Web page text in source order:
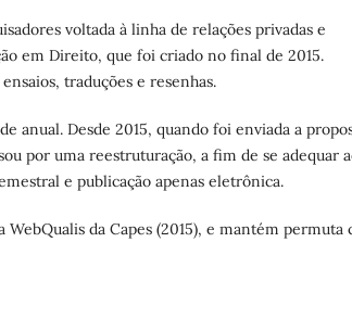
voltada à linha de relações privadas e
em Direito, que foi criado no final de 2015.
traduções e resenhas.
anual. Desde 2015, quando foi enviada a
por uma reestruturação, a fim de se adequar
e publicação apenas eletrônica.
da Capes (2015), e mantém permuta